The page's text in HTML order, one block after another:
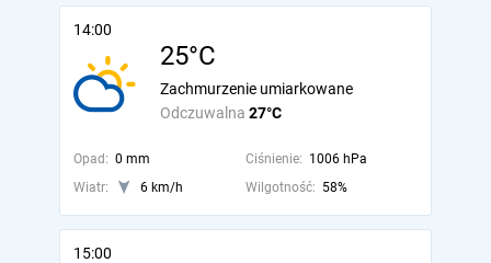
14:00
25°C
Odczuwalna 27°C
Zachmurzenie umiarkowane
Opad: 0 mm Ciśnienie: 1006 hPa
Wiatr:
6 km/h Wilgotność: 58%
15:00